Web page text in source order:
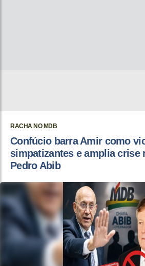
RACHA NO MDB
Confúcio barra Amir como
simpatizantes e amplia crise
Pedro Abib